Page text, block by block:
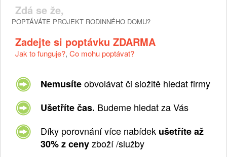
Zdá se že,
POPTÁVÁTE PROJEKT RODINNÉHO DOMU?
Zadejte si poptávku ZDARMA
Jak to funguje?, Co mohu poptávat?
Nemusíteobvolávat či složitě hledat firmy
Ušetříte čas. Budeme hledat za Vás
Díky porovnání více nabídek ušetříte až
30% z cenyzboží /služby